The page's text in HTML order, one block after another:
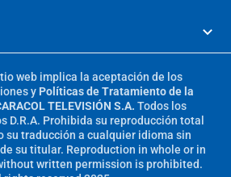
web implica la aceptación de los
y Políticas de Tratamiento de la
TELEVISIÓN S.A. Todos los
D.R.A. Prohibida su reproducción total
su traducción a cualquier idioma sin
su titular. Reproduction in whole or in
written permission is prohibited.